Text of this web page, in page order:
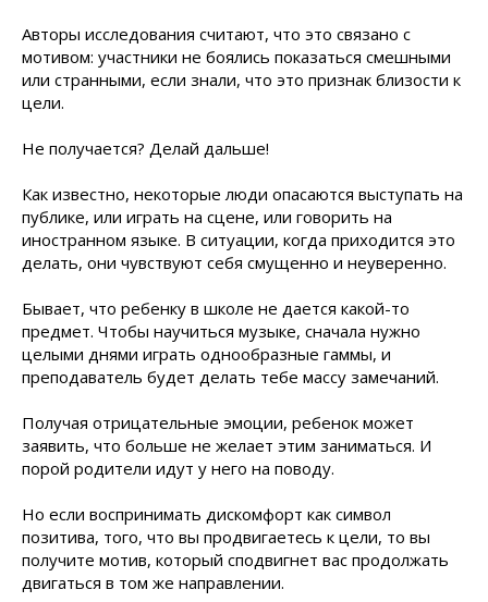
Авторы исследования считают, что это связано с
мотивом: участники не боялись показаться смешными
или странными, если знали, что это признак близости к
цели.
Не получается? Делай дальше!
Как известно, некоторые люди опасаются выступать на
публике, или играть на сцене, или говорить на
иностранном языке. В ситуации, когда приходится это
делать, они чувствуют себя смущенно и неуверенно.
Бывает, что ребенку в школе не дается какой-то
предмет. Чтобы научиться музыке, сначала нужно
целыми днями играть однообразные гаммы, и
преподаватель будет делать тебе массу замечаний.
Получая отрицательные эмоции, ребенок может
заявить, что больше не желает этим заниматься. И
порой родители идут у него на поводу.
Но если воспринимать дискомфорт как символ
позитива, того, что вы продвигаетесь к цели, то вы
получите мотив, который сподвигнет вас продолжать
двигаться в том же направлении.